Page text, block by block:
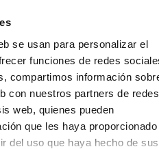
se usan para personalizar el
funciones de redes
compartimos información
con nuestros partners de redes
web, quienes pueden
que les haya proporcionado
del uso que haya hecho de sus
Titan y la
la nueva serie Tourus es
pulgadas disponibles y
de mp3 USBy
con modo de enlace
es para cualquiera que
y funciones con un